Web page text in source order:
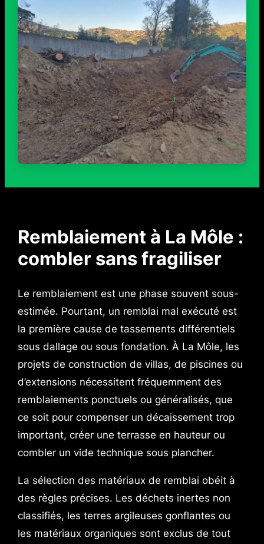
Remblaiement à La Môle :
combler sans fragiliser
Le remblaiement est une phase souvent sous-
estimée. Pourtant, un remblai mal exécuté est
la première cause de tassements différentiels
sous dallage ou sous fondation. À La Môle, les
projets de construction de villas, de piscines ou
d’extensions nécessitent fréquemment des
remblaiements ponctuels ou généralisés, que
ce soit pour compenser un décaissement trop
important, créer une terrasse en hauteur ou
combler un vide technique sous plancher.
La sélection des matériaux de remblai obéit à
des règles précises. Les déchets inertes non
classifiés, les terres argileuses gonflantes ou
les matériaux organiques sont exclus de tout